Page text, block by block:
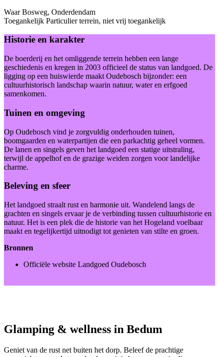
Waar Bosweg, Onderdendam
Toegankelijk Particulier terrein, niet vrij toegankelijk
Historie en karakter
De boerderij en het omliggende terrein hebben een lange
geschiedenis en kregen in 2003 officieel de status van landgoed. De
ligging op een huiswierde maakt Oudebosch bijzonder: een
cultuurhistorisch landschap waarin natuur, water en erfgoed
samenkomen.
Tuinen en omgeving
Op Oudebosch vind je zorgvuldig onderhouden tuinen,
boomgaarden en waterpartijen die een parkachtig geheel vormen.
De lanen en singels geven het landgoed een statige uitstraling,
terwijl de appelhof en de grazige weiden zorgen voor landelijke
charme.
Beleving en sfeer
Het landgoed straalt rust en harmonie uit. Wandelend langs de
grachten en singels ervaar je de verbinding tussen cultuurhistorie en
natuur. Het is een plek die de historie van het Hogeland voelbaar
maakt en tegelijkertijd uitnodigt tot genieten van stilte en groen.
Bronnen
Officiële website Landgoed Oudebosch
Glamping & wellness in Bedum
Geniet van de rust net buiten het dorp. Beleef de prachtige